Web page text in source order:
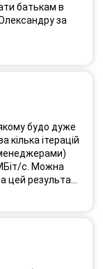
батькам в
за
будо дуже
кілька ітерацій
с. Можна
цей результат,
4-5 МБіт/с.
десятки
Безумовно